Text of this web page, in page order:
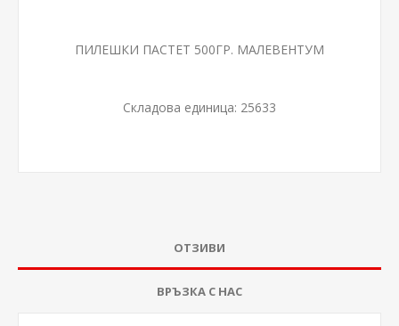
ПИЛЕШКИ ПАСТЕТ 500ГР. МАЛЕВЕНТУМ
Складова единица: 25633
ОТЗИВИ
ВРЪЗКА С НАС